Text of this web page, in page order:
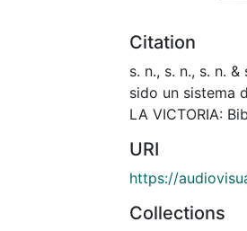
Citation
s. n., s. n., s. n.
sido un sistema
LA VICTORIA:
URI
https://
Collections